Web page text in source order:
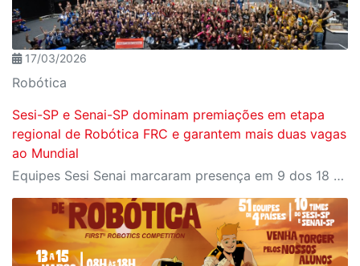
17/03/2026
Robótica
Sesi-SP e Senai-SP dominam premiações em etapa
regional de Robótica FRC e garantem mais duas vagas
ao Mundial
Equipes Sesi Senai marcaram presença em 9 dos 18 prêmios técnicos da competição, que ainda deu à Octopus (Bauru) e à Stardust (Limeira) vagas para o Mundial nos Estados Unidos